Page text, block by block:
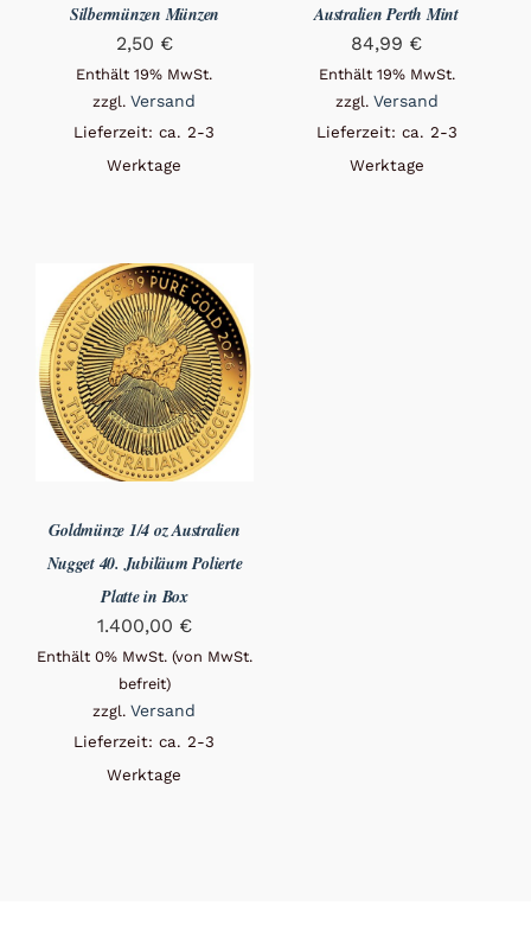
Silbermünzen Münzen
2,50 €
Enthält 19% MwSt.
zzgl.Versand
Lieferzeit: ca. 2-3
Werktage
Australien Perth Mint
84,99 €
Enthält 19% MwSt.
zzgl. Versand
Lieferzeit: ca. 2-3
Werktage
Goldmünze 1/4 oz Australien
Nugget 40. Jubiläum Polierte
Platte in Box
1.400,00 €
Enthält 0% MwSt. (von MwSt.
befreit)
zzgl.Versand
Lieferzeit: ca. 2-3
Werktage